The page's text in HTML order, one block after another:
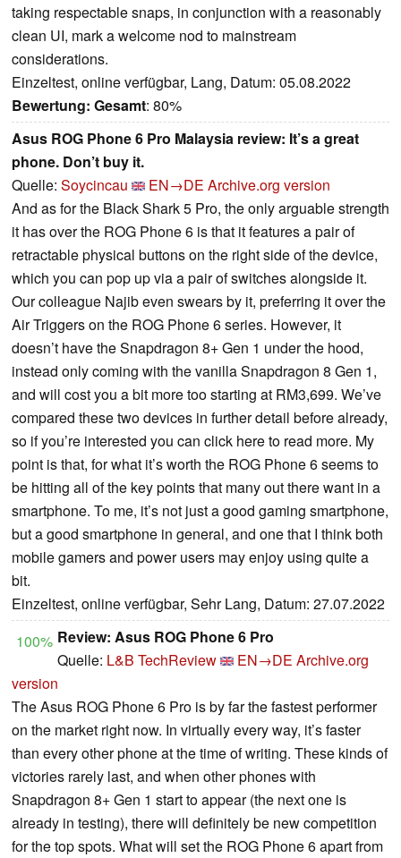
taking respectable snaps, in conjunction with a reasonably
clean UI, mark a welcome nod to mainstream
considerations.
Einzeltest, online verfügbar, Lang, Datum: 05.08.2022
Bewertung: Gesamt: 80%
Asus ROG Phone 6 Pro Malaysia review: It’s a great
phone. Don’t buy it.
Quelle: Soycincau EN→DE Archive.org version
And as for the Black Shark 5 Pro, the only arguable strength
it has over the ROG Phone 6 is that it features a pair of
retractable physical buttons on the right side of the device,
which you can pop up via a pair of switches alongside it.
Our colleague Najib even swears by it, preferring it over the
Air Triggers on the ROG Phone 6 series. However, it
doesn’t have the Snapdragon 8+ Gen 1 under the hood,
instead only coming with the vanilla Snapdragon 8 Gen 1,
and will cost you a bit more too starting at RM3,699. We’ve
compared these two devices in further detail before already,
so if you’re interested you can click here to read more. My
point is that, for what it’s worth the ROG Phone 6 seems to
be hitting all of the key points that many out there want in a
smartphone. To me, it’s not just a good gaming smartphone,
but a good smartphone in general, and one that I think both
mobile gamers and power users may enjoy using quite a
bit.
Einzeltest, online verfügbar, Sehr Lang, Datum: 27.07.2022
100% Review: Asus ROG Phone 6 Pro
Quelle: L&B TechReview EN→DE Archive.org
version
The Asus ROG Phone 6 Pro is by far the fastest performer
on the market right now. In virtually every way, it’s faster
than every other phone at the time of writing. These kinds of
victories rarely last, and when other phones with
Snapdragon 8+ Gen 1 start to appear (the next one is
already in testing), there will definitely be new competition
for the top spots. What will set the ROG Phone 6 apart from